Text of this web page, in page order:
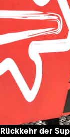
Rückkehr der